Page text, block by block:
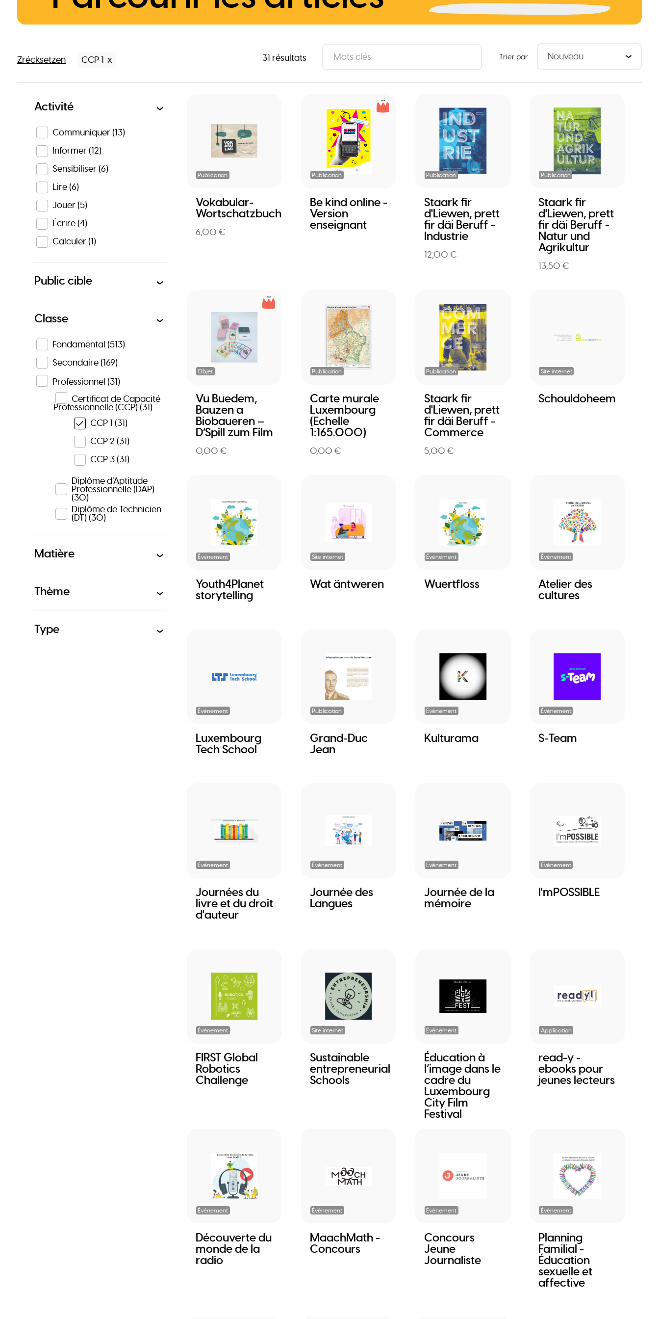
Zrécksetzen CCP 1 Trier par
31 résultats
Publication
Vokabular-
Wortschatzbuch
6,00 €
Publication
Be kind online -
Version
enseignant
Publication
Staark fir
d'Liewen, prett
fir däi Beruff -
Industrie
12,00 €
Publication
Staark fir
d'Liewen, prett
fir däi Beruff -
Natur und
Agrikultur
13,50 €
Objet
Vu Buedem,
Bauzen a
Biobaueren –
D’Spill zum Film
0,00 €
Publication
Carte murale
Luxembourg
(Echelle
1:165.000)
0,00 €
Publication
Staark fir
d'Liewen, prett
fir däi Beruff -
Commerce
5,00 €
Site internet
Schouldoheem
Événement
Youth4Planet
storytelling
Site internet
Wat äntweren
Événement
Wuertfloss
Événement
Atelier des
cultures
Événement
Luxembourg
Tech School
Publication
Grand-Duc
Jean
Événement
Kulturama
Événement
S-Team
Événement
Journées du
livre et du droit
d'auteur
Événement
Journée des
Langues
Événement
Journée de la
mémoire
Événement
I'mPOSSIBLE
Événement
FIRST Global
Robotics
Challenge
Site internet
Sustainable
entrepreneurial
Schools
Événement
Éducation à
l’image dans le
cadre du
Luxembourg
City Film
Festival
Application
read-y -
ebooks pour
jeunes lecteurs
Événement
Découverte du
monde de la
radio
Événement
MaachMath -
Concours
Événement
Concours
Jeune
Journaliste
Événement
Planning
Familial -
Éducation
sexuelle et
affective
Activité
Communiquer(13)
Informer(12)
Sensibiliser(6)
Lire(6)
Jouer(5)
Écrire(4)
Calculer(1)
Public cible
Classe
Fondamental (513)
Secondaire(169)
Professionnel (31)
Certificat de Capacité
Professionnelle (CCP)(31)
CCP 1 (31)
CCP 2 (31)
CCP 3(31)
Diplôme d’Aptitude
Professionnelle (DAP)
(30)
Diplôme de Technicien
(DT) (30)
Matière
Thème
Type